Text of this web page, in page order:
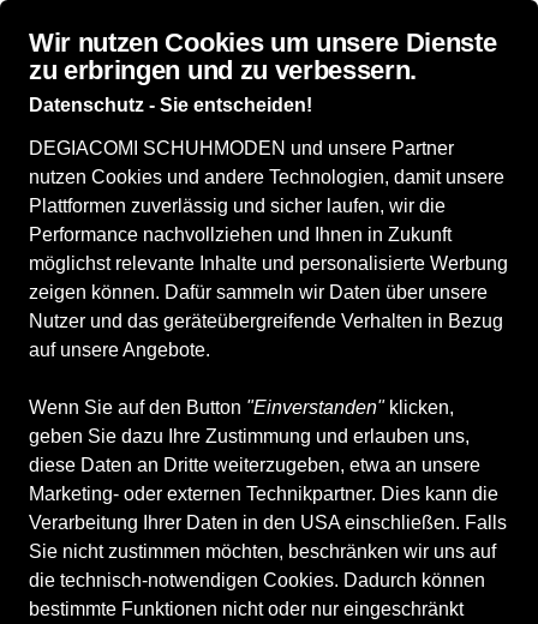
Wir nutzen Cookies um unsere Dienste
zu erbringen und zu verbessern.
Datenschutz - Sie entscheiden!
DEGIACOMI SCHUHMODEN und unsere Partner
nutzen Cookies und andere Technologien, damit unsere
Plattformen zuverlässig und sicher laufen, wir die
Performance nachvollziehen und Ihnen in Zukunft
möglichst relevante Inhalte und personalisierte Werbung
zeigen können. Dafür sammeln wir Daten über unsere
Nutzer und das geräteübergreifende Verhalten in Bezug
auf unsere Angebote.
Wenn Sie auf den Button "Einverstanden"klicken,
geben Sie dazu Ihre Zustimmung und erlauben uns,
diese Daten an Dritte weiterzugeben, etwa an unsere
Marketing- oder externen Technikpartner. Dies kann die
Verarbeitung Ihrer Daten in den USA einschließen. Falls
Sie nicht zustimmen möchten, beschränken wir uns auf
die technisch-notwendigen Cookies. Dadurch können
bestimmte Funktionen nicht oder nur eingeschränkt
Alle Produkte Herrenschuhe Sneaker
Sneaker
ALLE FILTER
59 Produkte